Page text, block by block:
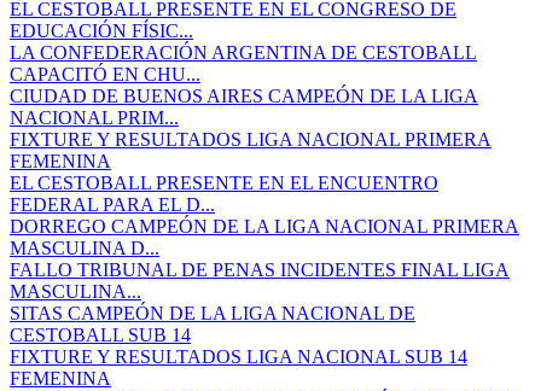
EL CESTOBALL PRESENTE EN EL CONGRESO DE
EDUCACIÓN FÍSIC...
LA CONFEDERACIÓN ARGENTINA DE CESTOBALL
CAPACITÓ EN CHU...
CIUDAD DE BUENOS AIRES CAMPEÓN DE LA LIGA
NACIONAL PRIM...
FIXTURE Y RESULTADOS LIGA NACIONAL PRIMERA
FEMENINA
EL CESTOBALL PRESENTE EN EL ENCUENTRO
FEDERAL PARA EL D...
DORREGO CAMPEÓN DE LA LIGA NACIONAL PRIMERA
MASCULINA D...
FALLO TRIBUNAL DE PENAS INCIDENTES FINAL LIGA
MASCULINA...
SITAS CAMPEÓN DE LA LIGA NACIONAL DE
CESTOBALL SUB 14
FIXTURE Y RESULTADOS LIGA NACIONAL SUB 14
FEMENINA